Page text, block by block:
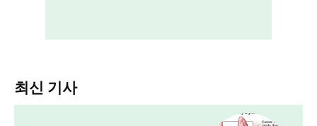
최신 기사